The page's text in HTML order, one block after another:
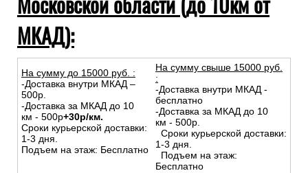
МКАД):
На сумму до 15000 руб. :
-Доставка внутри МКАД –
500р.
-Доставка за МКАД до 10
км - 500р+30р/км.
Сроки курьерской доставки:
1-3 дня.
Подъем на этаж: Бесплатно
На сумму свыше 15000 руб.
:
-Доставка внутри МКАД -
бесплатно
-Доставка за МКАД до 10
км - 500р.
Сроки курьерской доставки:
1-3 дня.
Подъем на этаж:
Бесплатно